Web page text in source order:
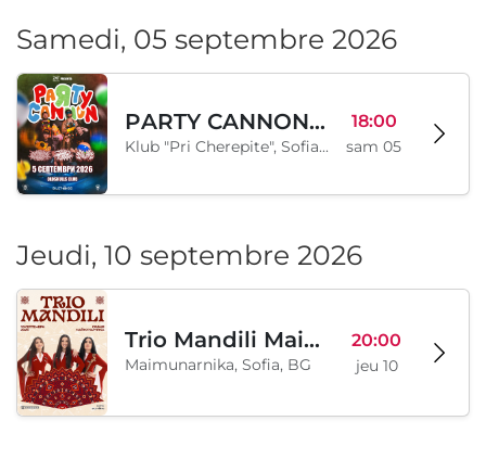
Samedi, 05 septembre 2026
PARTY CANNON live in Sofia
Klub "Pri Cherepite", Sofia, BG
18:00
sam 05
Jeudi, 10 septembre 2026
Trio Mandili Maimunarnika- Sofia
Maimunarnika, Sofia, BG
20:00
jeu 10